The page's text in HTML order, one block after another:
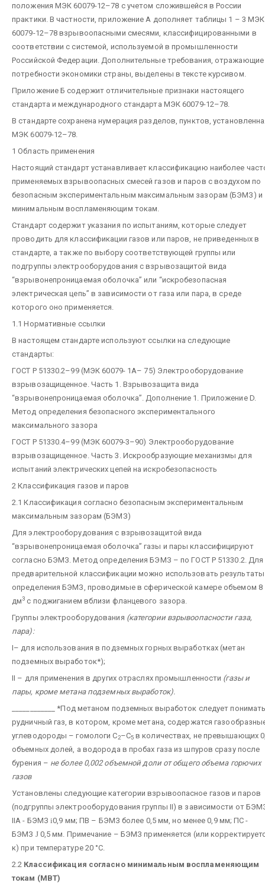
положения МЭК 60079-12–78 с учетом сложившейся в России
практики. В частности, приложение А дополняет таблицы 1 – 3 МЭК
60079-12–78 взрывоопасными смесями, классифицированными в
соответствии с системой, используемой в промышленности
Российской Федерации. Дополнительные требования, отражающие
потребности экономики страны, выделены в тексте курсивом.
Приложение Б содержит отличительные признаки настоящего
стандарта и международного стандарта МЭК 60079-12–78.
В стандарте сохранена нумерация разделов, пунктов,
МЭК 60079-12–78.
1 Область применения
Настоящий стандарт устанавливает классификацию наиболее
применяемых взрывоопасных смесей газов и паров с воздухом по
безопасным экспериментальным максимальным зазорам (БЭМЗ) и
минимальным воспламеняющим токам.
Стандарт содержит указания по испытаниям, которые следует
проводить для классификации газов или паров, не приведенных в
стандарте, а также по выбору соответствующей группы или
подгруппы электрооборудования с взрывозащитой вида
“взрывонепроницаемая оболочка” или “искробезопасная
электрическая цепь” в зависимости от газа или пара, в среде
которого оно применяется.
1.1 Нормативные ссылки
В настоящем стандарте используют ссылки на следующие
стандарты:
ГОСТ Р 51330.2–99 (МЭК 60079- 1А– 75) Электрооборудование
взрывозащищенное. Часть 1. Взрывозащита вида
“взрывонепроницаемая оболочка”. Дополнение 1. Приложение D.
Метод определения безопасного экспериментального
максимального зазора
ГОСТ Р 51330.4–99 (МЭК 60079-3–90) Электрооборудование
взрывозащищенное. Часть 3. Искрообразующие механизмы для
испытаний электрических цепей на искробезопасность
2 Классификация газов и паров
2.1 Классификация согласно безопасным экспериментальным
максимальным зазорам (БЭМЗ)
Для электрооборудования с взрывозащитой вида
“взрывонепроницаемая оболочка” газы и пары классифицируют
согласно БЭМЗ. Метод определения БЭМЗ – по ГОСТ Р 51330.2. Для
предварительной классификации можно использовать результаты
определения БЭМЗ, проводимые в сферической камере объемом 8
дм3 с поджиганием вблизи фланцевого зазора.
Группы электрооборудования (категории взрывоопасности газа,
пара):
I– для использования в подземных горных выработках (метан
подземных выработок*);
II – для применения в других отраслях промышленности (газы и
пары, кроме метана подземных выработок).
*Под метаном подземных выработок следует
рудничный газ, в котором, кроме метана, содержатся
углеводороды – гомологи C2–C5в количествах, не превышающих
объемных долей, а водорода в пробах газа из шпуров сразу после
бурения – не более 0,002 объемной доли от общего объема горючих
газов
Установлены следующие категории взрывоопасное газов и паров
(подгруппы электрооборудования группы II) в зависимости от
IIA - БЭМЗі0,9 мм; ПВ – БЭМЗ более 0,5 мм, но менее 0,9 мм; ПС -
БЭМЗ Ј0,5 мм. Примечание – БЭМЗ применяется (или
к) при температуре 20 °С.
2.2 Классификация согласно минимальным воспламеняющим
токам (МВТ)